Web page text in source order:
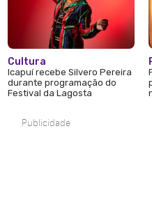
Cultura
Icapuí recebe Silvero Pereira
durante programação do
Festival da Lagosta
Publicidade